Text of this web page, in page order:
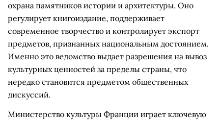
охрана памятников истории и архитектуры. Оно
регулирует книгоиздание, поддерживает
современное творчество и контролирует экспорт
предметов, признанных национальным достоянием.
Именно это ведомство выдает разрешения на вывоз
культурных ценностей за пределы страны, что
нередко становится предметом общественных
дискуссий.
Министерство культуры Франции играет ключевую